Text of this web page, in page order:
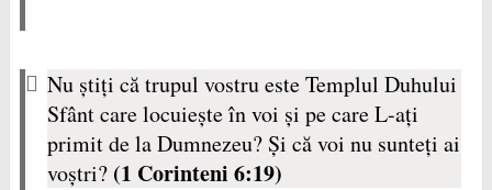
Nu ştiţi că trupul vostru este Templul Duhului
Sfânt care locuieşte în voi şi pe care L-aţi
primit de la Dumnezeu? Şi că voi nu sunteţi ai
voştri? (1 Corinteni 6:19)